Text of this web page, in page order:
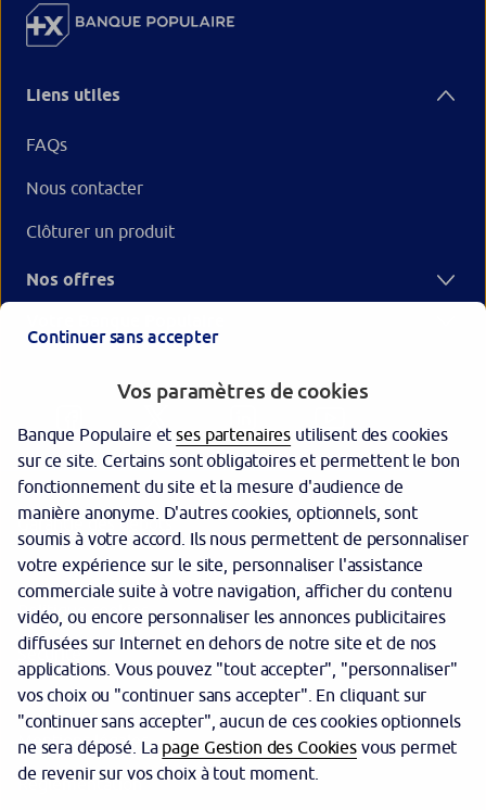
Liens utiles
FAQs
Nous contacter
Clôturer un produit
Nos offres
Garantie des dépôts
Protection des données personnelles
Politique cookies
Sécurité
Tarifs
Mentions légales
Réglementation
Continuer sans accepter
Vos paramètres de cookies
Banque Populaire etses partenaires utilisent des cookies
sur ce site. Certains sont obligatoires et permettent le bon
fonctionnement du site et la mesure d'audience de
manière anonyme. D'autres cookies, optionnels, sont
soumis à votre accord. Ils nous permettent de personnaliser
votre expérience sur le site, personnaliser l'assistance
commerciale suite à votre navigation, afficher du contenu
vidéo, ou encore personnaliser les annonces publicitaires
diffusées sur Internet en dehors de notre site et de nos
applications. Vous pouvez "tout accepter", "personnaliser"
vos choix ou "continuer sans accepter". En cliquant sur
"continuer sans accepter", aucun de ces cookies optionnels
ne sera déposé. La page Gestion des Cookiesvous permet
de revenir sur vos choix à tout moment.